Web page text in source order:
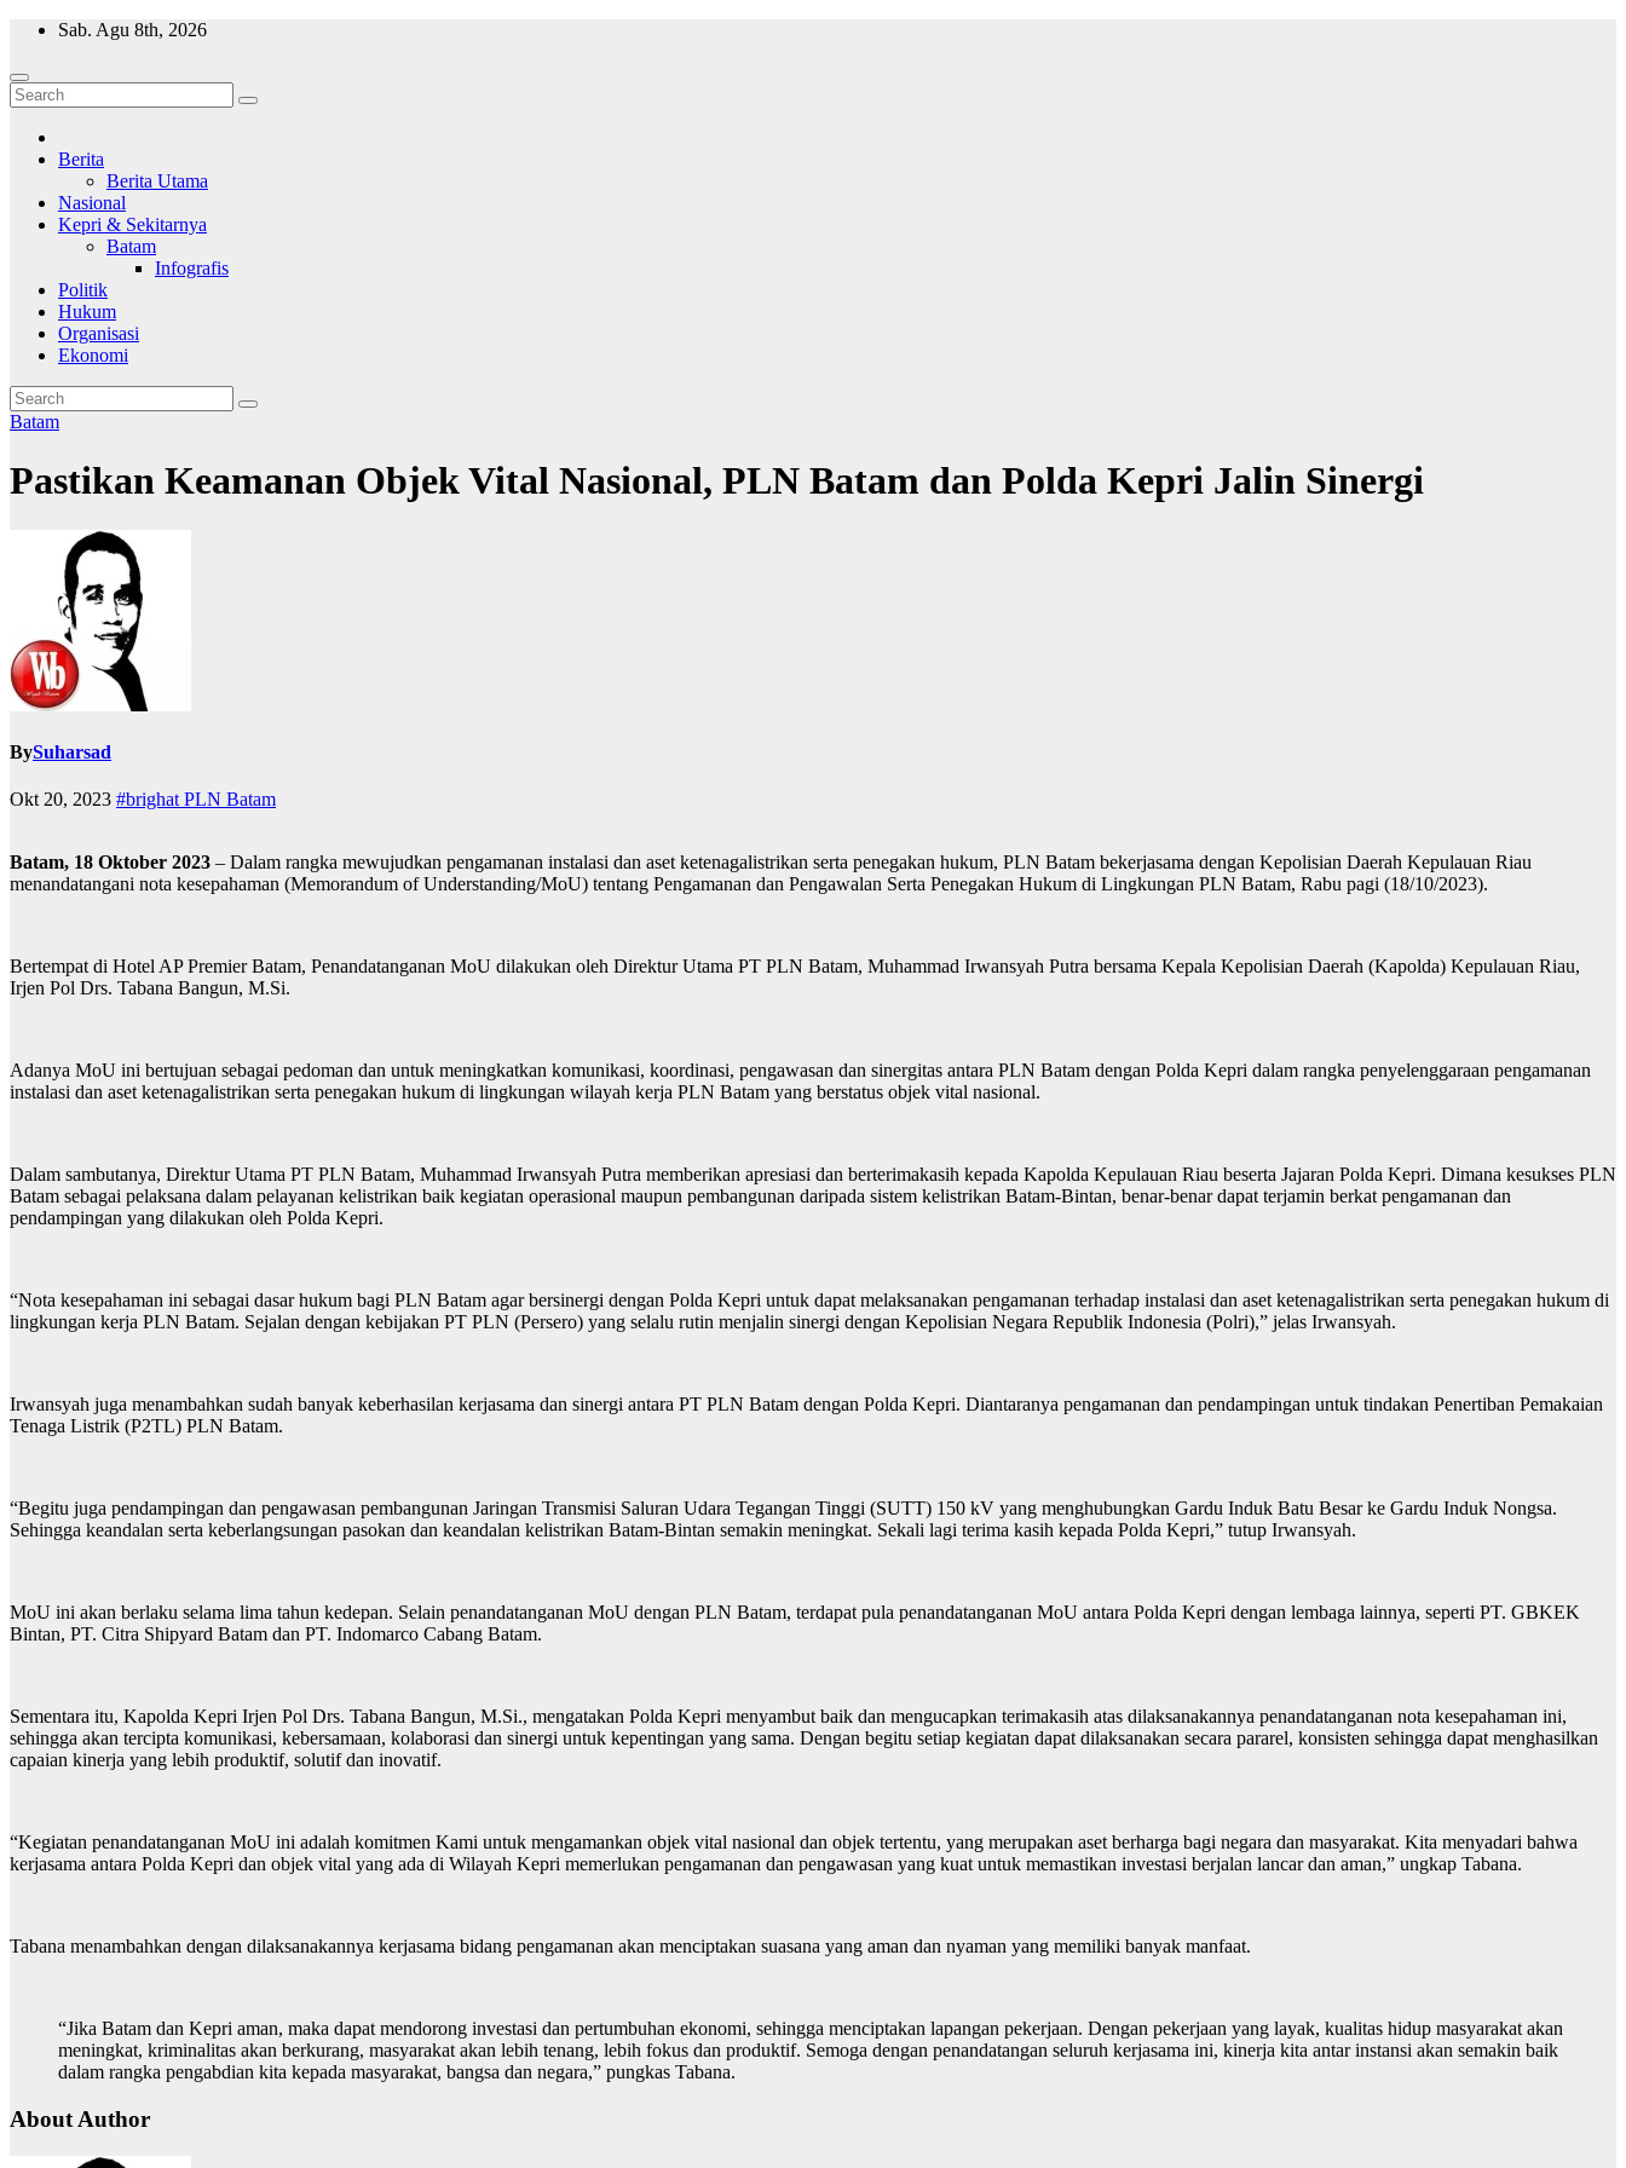
Skip
content
Sab. Agu 8th, 2026
Wajah Batam
CCTV nya kota Batam
Berita
Berita Utama
Nasional
Kepri & Sekitarnya
Batam
Infografis
Politik
Hukum
Organisasi
Ekonomi
Batam
Pastikan Keamanan Objek Vital Nasional, PLN Batam dan Polda Kepri Jalin Sinergi
BySuharsad
Okt 20, 2023 #brighat PLN Batam
Batam, 18 Oktober 2023 – Dalam rangka mewujudkan pengamanan instalasi dan aset ketenagalistrikan serta penegakan hukum, PLN Batam bekerjasama dengan Kepolisian Daerah Kepulauan Riau
menandatangani nota kesepahaman (Memorandum of Understanding/MoU) tentang Pengamanan dan Pengawalan Serta Penegakan Hukum di Lingkungan PLN Batam, Rabu pagi (18/10/2023).
Bertempat di Hotel AP Premier Batam, Penandatanganan MoU dilakukan oleh Direktur Utama PT PLN Batam, Muhammad Irwansyah Putra bersama Kepala Kepolisian Daerah (Kapolda) Kepulauan Riau,
Irjen Pol Drs. Tabana Bangun, M.Si.
Adanya MoU ini bertujuan sebagai pedoman dan untuk meningkatkan komunikasi, koordinasi, pengawasan dan sinergitas antara PLN Batam dengan Polda Kepri dalam rangka penyelenggaraan pengamanan
instalasi dan aset ketenagalistrikan serta penegakan hukum di lingkungan wilayah kerja PLN Batam yang berstatus objek vital nasional.
Dalam sambutanya, Direktur Utama PT PLN Batam, Muhammad Irwansyah Putra memberikan apresiasi dan berterimakasih kepada Kapolda Kepulauan Riau beserta Jajaran Polda Kepri. Dimana kesukses PLN
Batam sebagai pelaksana dalam pelayanan kelistrikan baik kegiatan operasional maupun pembangunan daripada sistem kelistrikan Batam-Bintan, benar-benar dapat terjamin berkat pengamanan dan
pendampingan yang dilakukan oleh Polda Kepri.
“Nota kesepahaman ini sebagai dasar hukum bagi PLN Batam agar bersinergi dengan Polda Kepri untuk dapat melaksanakan pengamanan terhadap instalasi dan aset ketenagalistrikan serta penegakan hukum di
lingkungan kerja PLN Batam. Sejalan dengan kebijakan PT PLN (Persero) yang selalu rutin menjalin sinergi dengan Kepolisian Negara Republik Indonesia (Polri),” jelas Irwansyah.
Irwansyah juga menambahkan sudah banyak keberhasilan kerjasama dan sinergi antara PT PLN Batam dengan Polda Kepri. Diantaranya pengamanan dan pendampingan untuk tindakan Penertiban Pemakaian
Tenaga Listrik (P2TL) PLN Batam.
“Begitu juga pendampingan dan pengawasan pembangunan Jaringan Transmisi Saluran Udara Tegangan Tinggi (SUTT) 150 kV yang menghubungkan Gardu Induk Batu Besar ke Gardu Induk Nongsa.
Sehingga keandalan serta keberlangsungan pasokan dan keandalan kelistrikan Batam-Bintan semakin meningkat. Sekali lagi terima kasih kepada Polda Kepri,” tutup Irwansyah.
MoU ini akan berlaku selama lima tahun kedepan. Selain penandatanganan MoU dengan PLN Batam, terdapat pula penandatanganan MoU antara Polda Kepri dengan lembaga lainnya, seperti PT. GBKEK
Bintan, PT. Citra Shipyard Batam dan PT. Indomarco Cabang Batam.
Sementara itu, Kapolda Kepri Irjen Pol Drs. Tabana Bangun, M.Si., mengatakan Polda Kepri menyambut baik dan mengucapkan terimakasih atas dilaksanakannya penandatanganan nota kesepahaman ini,
sehingga akan tercipta komunikasi, kebersamaan, kolaborasi dan sinergi untuk kepentingan yang sama. Dengan begitu setiap kegiatan dapat dilaksanakan secara pararel, konsisten sehingga dapat menghasilkan
capaian kinerja yang lebih produktif, solutif dan inovatif.
“Kegiatan penandatanganan MoU ini adalah komitmen Kami untuk mengamankan objek vital nasional dan objek tertentu, yang merupakan aset berharga bagi negara dan masyarakat. Kita menyadari bahwa
kerjasama antara Polda Kepri dan objek vital yang ada di Wilayah Kepri memerlukan pengamanan dan pengawasan yang kuat untuk memastikan investasi berjalan lancar dan aman,” ungkap Tabana.
Tabana menambahkan dengan dilaksanakannya kerjasama bidang pengamanan akan menciptakan suasana yang aman dan nyaman yang memiliki banyak manfaat.
“Jika Batam dan Kepri aman, maka dapat mendorong investasi dan pertumbuhan ekonomi, sehingga menciptakan lapangan pekerjaan. Dengan pekerjaan yang layak, kualitas hidup masyarakat akan
meningkat, kriminalitas akan berkurang, masyarakat akan lebih tenang, lebih fokus dan produktif. Semoga dengan penandatangan seluruh kerjasama ini, kinerja kita antar instansi akan semakin baik
dalam rangka pengabdian kita kepada masyarakat, bangsa dan negara,” pungkas Tabana.
About Author